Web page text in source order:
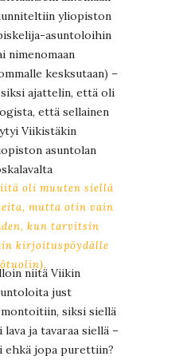
yliopiston
asuntoloihin
nimenomaan
kesksutaan) –
ajattelin, että oli
että sellainen
Viikistäkin
asuntolan
oli muuten siellä
mutta otin vain
kun tarvitsin
kirjoituspöydälle
niitä Viikin
just
siksi siellä
lava ja tavaraa siellä –
ehkä jopa purettiin?